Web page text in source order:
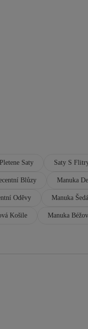
Pletene Saty Saty S
Blůzy Manuka
Oděvy Manuka
Košile Manuka